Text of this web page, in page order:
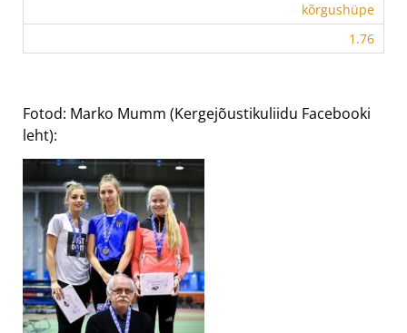
kõrgushüpe
1.76
Fotod: Marko Mumm (Kergejõustikuliidu Facebooki
leht):